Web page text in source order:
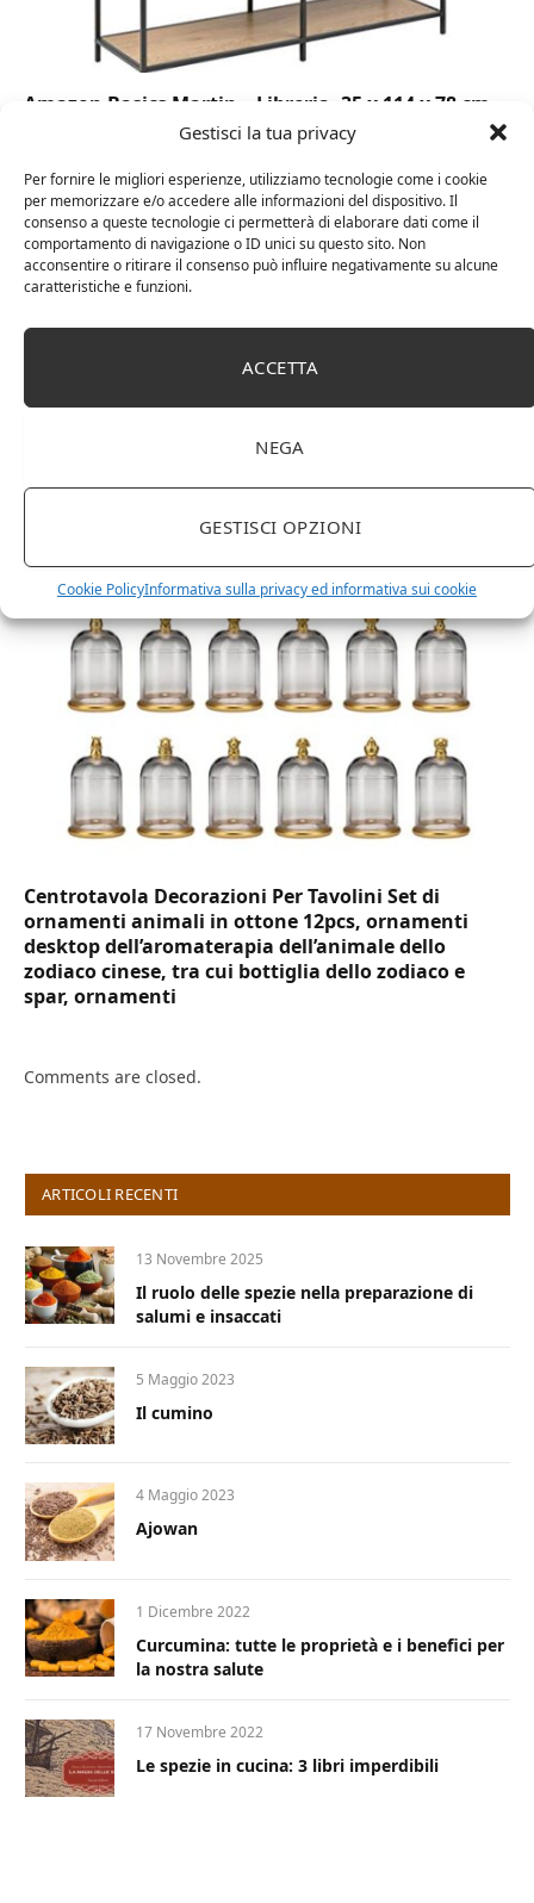
Gestisci la tua privacy
Per fornire le migliori esperienze, utilizziamo tecnologie come i cookie
per memorizzare e/o accedere alle informazioni del dispositivo. Il
consenso a queste tecnologie ci permetterà di elaborare dati come il
comportamento di navigazione o ID unici su questo sito. Non
acconsentire o ritirare il consenso può influire negativamente su alcune
caratteristiche e funzioni.
ACCETTA
NEGA
GESTISCI OPZIONI
Cookie PolicyInformativa sulla privacy ed informativa sui cookie
Amazon Basics Martin – Libreria, 35 x 114 x 78 cm
(Lu x La x A), effetto quercia(In precedenza
DOT Horeca Solutions 1000 Bicchieri PET
usa e getta bicchiere riciclabili per acqua bevande
birra cocktail drink
Centrotavola Decorazioni Per Tavolini Set di
ornamenti animali in ottone 12pcs, ornamenti
desktop dell’aromaterapia dell’animale dello
zodiaco cinese, tra cui bottiglia dello zodiaco e
spar, ornamenti
Comments are closed.
ARTICOLI RECENTI
13 Novembre 2025
Il ruolo delle spezie nella preparazione di
salumi e insaccati
5 Maggio 2023
Il cumino
4 Maggio 2023
Ajowan
1 Dicembre 2022
Curcumina: tutte le proprietà e i benefici per
la nostra salute
17 Novembre 2022
Le spezie in cucina: 3 libri imperdibili